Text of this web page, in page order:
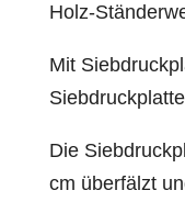
Holz-
Mit
Die
cm überfälzt